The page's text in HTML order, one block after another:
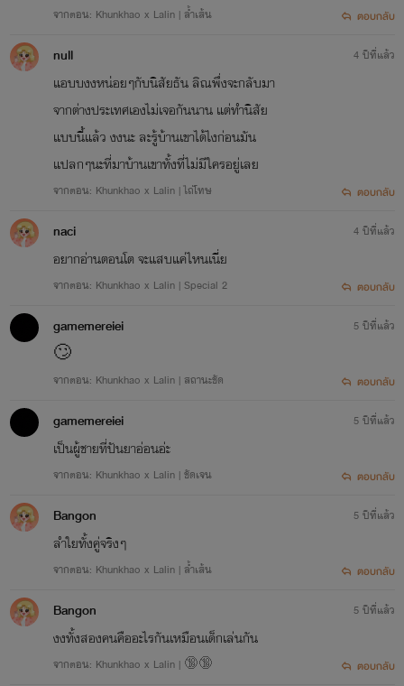
จากตอน: Khunkhao x Lalin | ล้ำเส้น ตอบกลับ
null
แอบบงงหน่อยๆกับนิสัยธัน ลิณพึ่งจะกลับมา
จากต่างประเทศเองไม่เจอกันนาน แต่ทำนิสัย
แบบนี้แล้ว งงนะ ละรู้บ้านเขาได้ไงก่อนมัน
แปลกๆนะที่มาบ้านเขาทั้งที่ไม่มีใครอยู่เลย
จากตอน: Khunkhao x Lalin | ไถ่โทษ
4 ปีที่แล้ว
ตอบกลับ
naci
อยากอ่านตอนโต จะแสบแค่ไหนเนี่ย
จากตอน: Khunkhao x Lalin | Special 2
4 ปีที่แล้ว
ตอบกลับ
gamemereiei
🙄
จากตอน: Khunkhao x Lalin | สถานะชัด
5 ปีที่แล้ว
ตอบกลับ
gamemereiei
เป็นผู้ชายที่ปันยาอ่อนอ่ะ
จากตอน: Khunkhao x Lalin | ชัดเจน
5 ปีที่แล้ว
ตอบกลับ
Bangon
ลำใยทั้งคู่จริงๆ
จากตอน: Khunkhao x Lalin | ล้ำเส้น
5 ปีที่แล้ว
ตอบกลับ
Bangon
งงทั้งสองคนคืออะไรกันเหมือนเด็กเล่นกัน
จากตอน: Khunkhao x Lalin | 🔞🔞
5 ปีที่แล้ว
ตอบกลับ